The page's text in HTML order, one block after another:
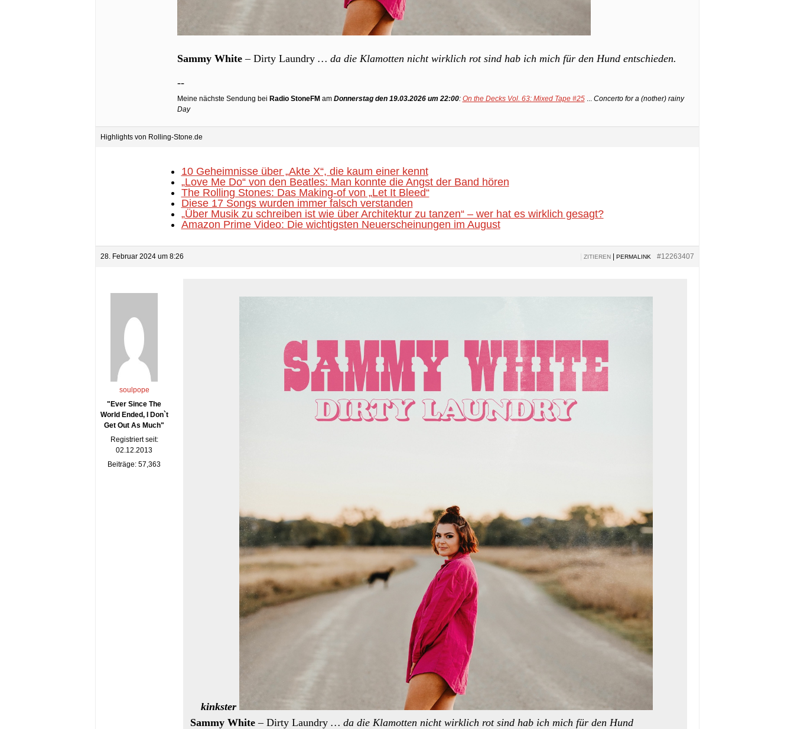
Sammy White– Dirty Laundry … da die Klamotten nicht wirklich rot sind hab ich mich für den Hund entschieden.
--
Meine nächste Sendung bei Radio StoneFM am Donnerstag den 19.03.2026 um 22:00: On the Decks Vol. 63: Mixed Tape #25... Concerto for a (nother) rainy
Day
Highlights von Rolling-Stone.de
10 Geheimnisse über „Akte X“, die kaum einer kennt
„Love Me Do“ von den Beatles: Man konnte die Angst der Band hören
The Rolling Stones: Das Making-of von „Let It Bleed“
Diese 17 Songs wurden immer falsch verstanden
„Über Musik zu schreiben ist wie über Architektur zu tanzen“ – wer hat es wirklich gesagt?
Amazon Prime Video: Die wichtigsten Neuerscheinungen im August
28. Februar 2024 um 8:26 #12263407
| PERMALINK
ZITIEREN
soulpope
"Ever Since The
World Ended, I Don`t
Get Out As Much"
Registriert seit:
02.12.2013
Beiträge: 57,363
kinkster
Sammy White– Dirty Laundry … da die Klamotten nicht wirklich rot sind hab ich mich für den Hund